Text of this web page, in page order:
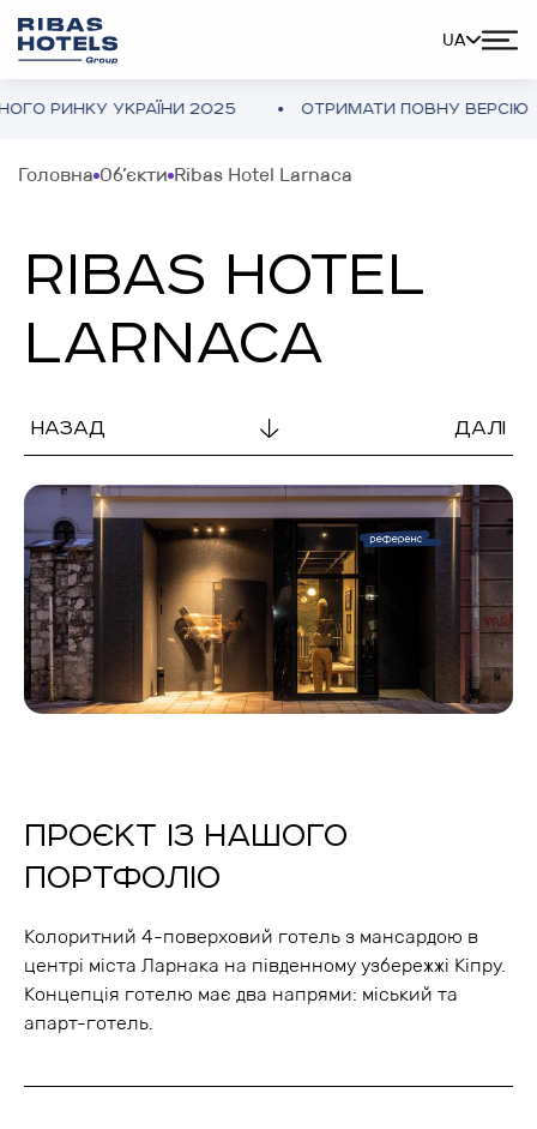
UA
УКРАЇНИ 2025 ОТРИМАТИ ПОВНУ ВЕРСІЮ
Головна Об’єкти Ribas Hotel Larnaca
RIBAS HOTEL
LARNACA
НАЗАД ДАЛІ
ПРОЄКТ ІЗ НАШОГО
ПОРТФОЛІО
Колоритний 4-поверховий готель з мансардою в
центрі міста Ларнака на південному узбережжі Кіпру.
Концепція готелю має два напрями: міський та
апарт-готель.